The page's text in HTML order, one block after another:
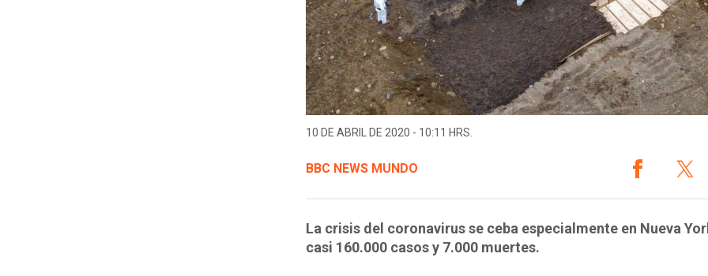
10 DE ABRIL DE 2020 - 10:11 HRS.
BBC NEWS MUNDO
La crisis del coronavirus se ceba especialmente en Nueva
casi 160.000 casos y 7.000 muertes.